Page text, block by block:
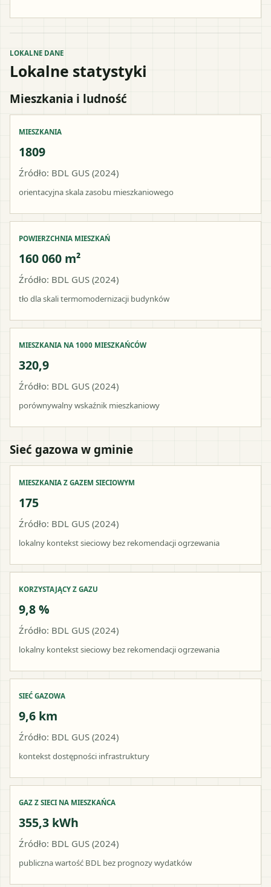
LOKALNE DANE
Lokalne statystyki
Mieszkania i ludność
MIESZKANIA
1809
Źródło: BDL GUS (2024)
orientacyjna skala zasobu mieszkaniowego
POWIERZCHNIA MIESZKAŃ
160 060 m²
Źródło: BDL GUS (2024)
tło dla skali termomodernizacji budynków
MIESZKANIA NA 1000 MIESZKAŃCÓW
320,9
Źródło: BDL GUS (2024)
porównywalny wskaźnik mieszkaniowy
Sieć gazowa w gminie
MIESZKANIA Z GAZEM SIECIOWYM
175
Źródło: BDL GUS (2024)
lokalny kontekst sieciowy bez rekomendacji ogrzewania
KORZYSTAJĄCY Z GAZU
9,8 %
Źródło: BDL GUS (2024)
lokalny kontekst sieciowy bez rekomendacji ogrzewania
SIEĆ GAZOWA
9,6 km
Źródło: BDL GUS (2024)
kontekst dostępności infrastruktury
GAZ Z SIECI NA MIESZKAŃCA
355,3 kWh
Źródło: BDL GUS (2024)
publiczna wartość BDL bez prognozy wydatków